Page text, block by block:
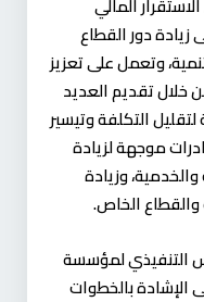
دور القطاع
وتعمل على تعزيز
خلال تقديم العديد
التكلفة وتيسير
موجهة لزيادة
والخدمية، وزيادة
الخاص.
التنفيذي لمؤسسة
الإشادة بالخطوات